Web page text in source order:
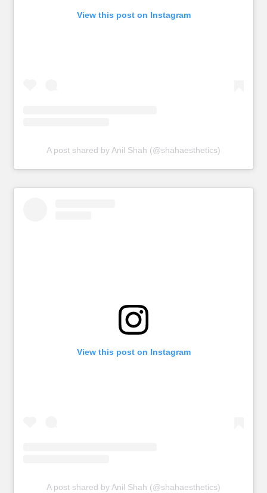
View this post on Instagram
A post shared by Anil Shah (@shahaesthetics)
View this post on Instagram
A post shared by Anil Shah (@shahaesthetics)